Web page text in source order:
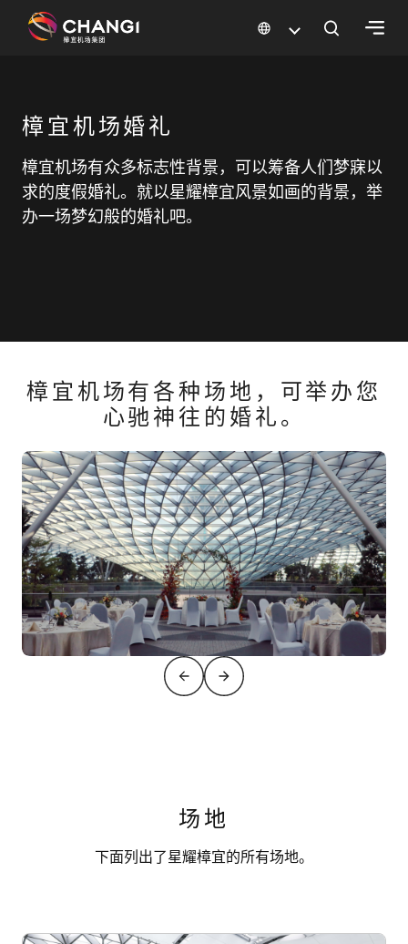
所
有
樟
宜
网
站:
言:
樟宜机场婚礼
樟宜机场有众多标志性背景，可以筹备人们梦寐以
求的度假婚礼。就以星耀樟宜风景如画的背景，举
办一场梦幻般的婚礼吧。
樟宜机场有各种场地，可举办您
心驰神往的婚礼。
场地
下面列出了星耀樟宜的所有场地。